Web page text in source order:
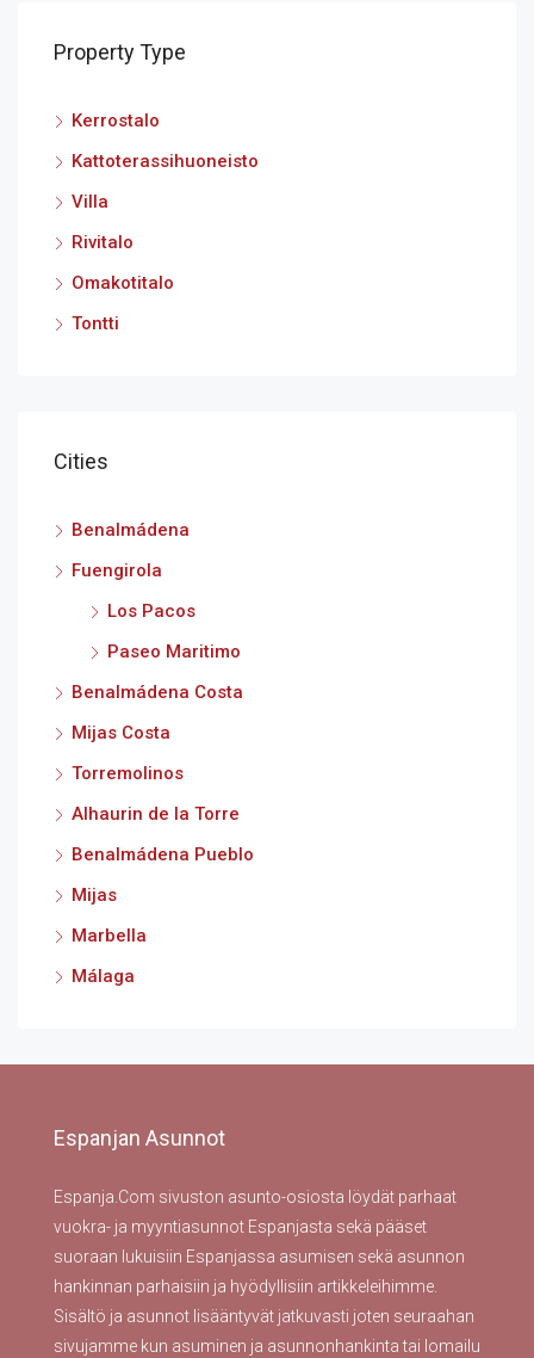
Property Type
Kerrostalo
Kattoterassihuoneisto
Villa
Rivitalo
Omakotitalo
Tontti
Cities
Benalmádena
Fuengirola
Los Pacos
Paseo Maritimo
Benalmádena Costa
Mijas Costa
Torremolinos
Alhaurin de la Torre
Benalmádena Pueblo
Mijas
Marbella
Málaga
Espanjan Asunnot
Espanja.Com sivuston asunto-osiosta löydät parhaat
vuokra- ja myyntiasunnot Espanjasta sekä pääset
suoraan lukuisiin Espanjassa asumisen sekä asunnon
hankinnan parhaisiin ja hyödyllisiin artikkeleihimme.
Sisältö ja asunnot lisääntyvät jatkuvasti joten seuraahan
sivujamme kun asuminen ja asunnonhankinta tai lomailu